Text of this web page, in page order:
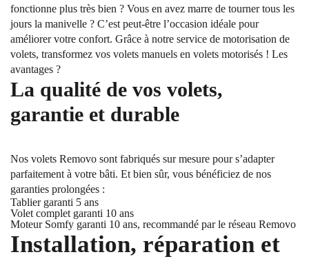
fonctionne plus très bien ? Vous en avez marre de tourner tous les
jours la manivelle ? C’est peut-être l’occasion idéale pour
améliorer votre confort. Grâce à notre service de motorisation de
volets, transformez vos volets manuels en volets motorisés ! Les
avantages ?
La qualité de vos volets,
garantie et durable
Nos volets Removo sont fabriqués sur mesure pour s’adapter
parfaitement à votre bâti. Et bien sûr, vous bénéficiez de nos
garanties prolongées :
Tablier garanti 5 ans
Volet complet garanti 10 ans
Moteur Somfy garanti 10 ans, recommandé par le réseau Removo
Installation, réparation et